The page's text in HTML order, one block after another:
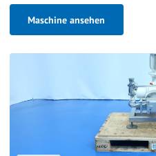
Maschine ansehen